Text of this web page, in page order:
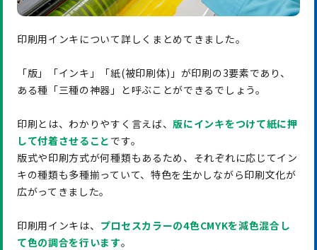
印刷用インキについて詳しくまとめてきました。
「版」「インキ」「紙(被印刷体)」が印刷の3要素であり、
ある種「三種の神器」と呼ぶことができるでしょう。
印刷とは、わかりやすく言えば、版にインキをつけて紙に押
して付着させること です。
版式や印刷方式が何種類もあるため、それぞれに応じてイン
キの種類も多種揃っていて、特色を生かしながら印刷文化が
広がってきました。
印刷用インキは、 プロセスカラーの4色CMYKを減色混合し
て色の調合を行います。